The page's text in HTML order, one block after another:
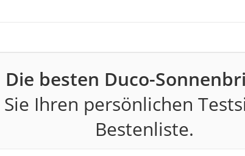
Die besten Duco-
Ihren persönlichen
Bestenliste.